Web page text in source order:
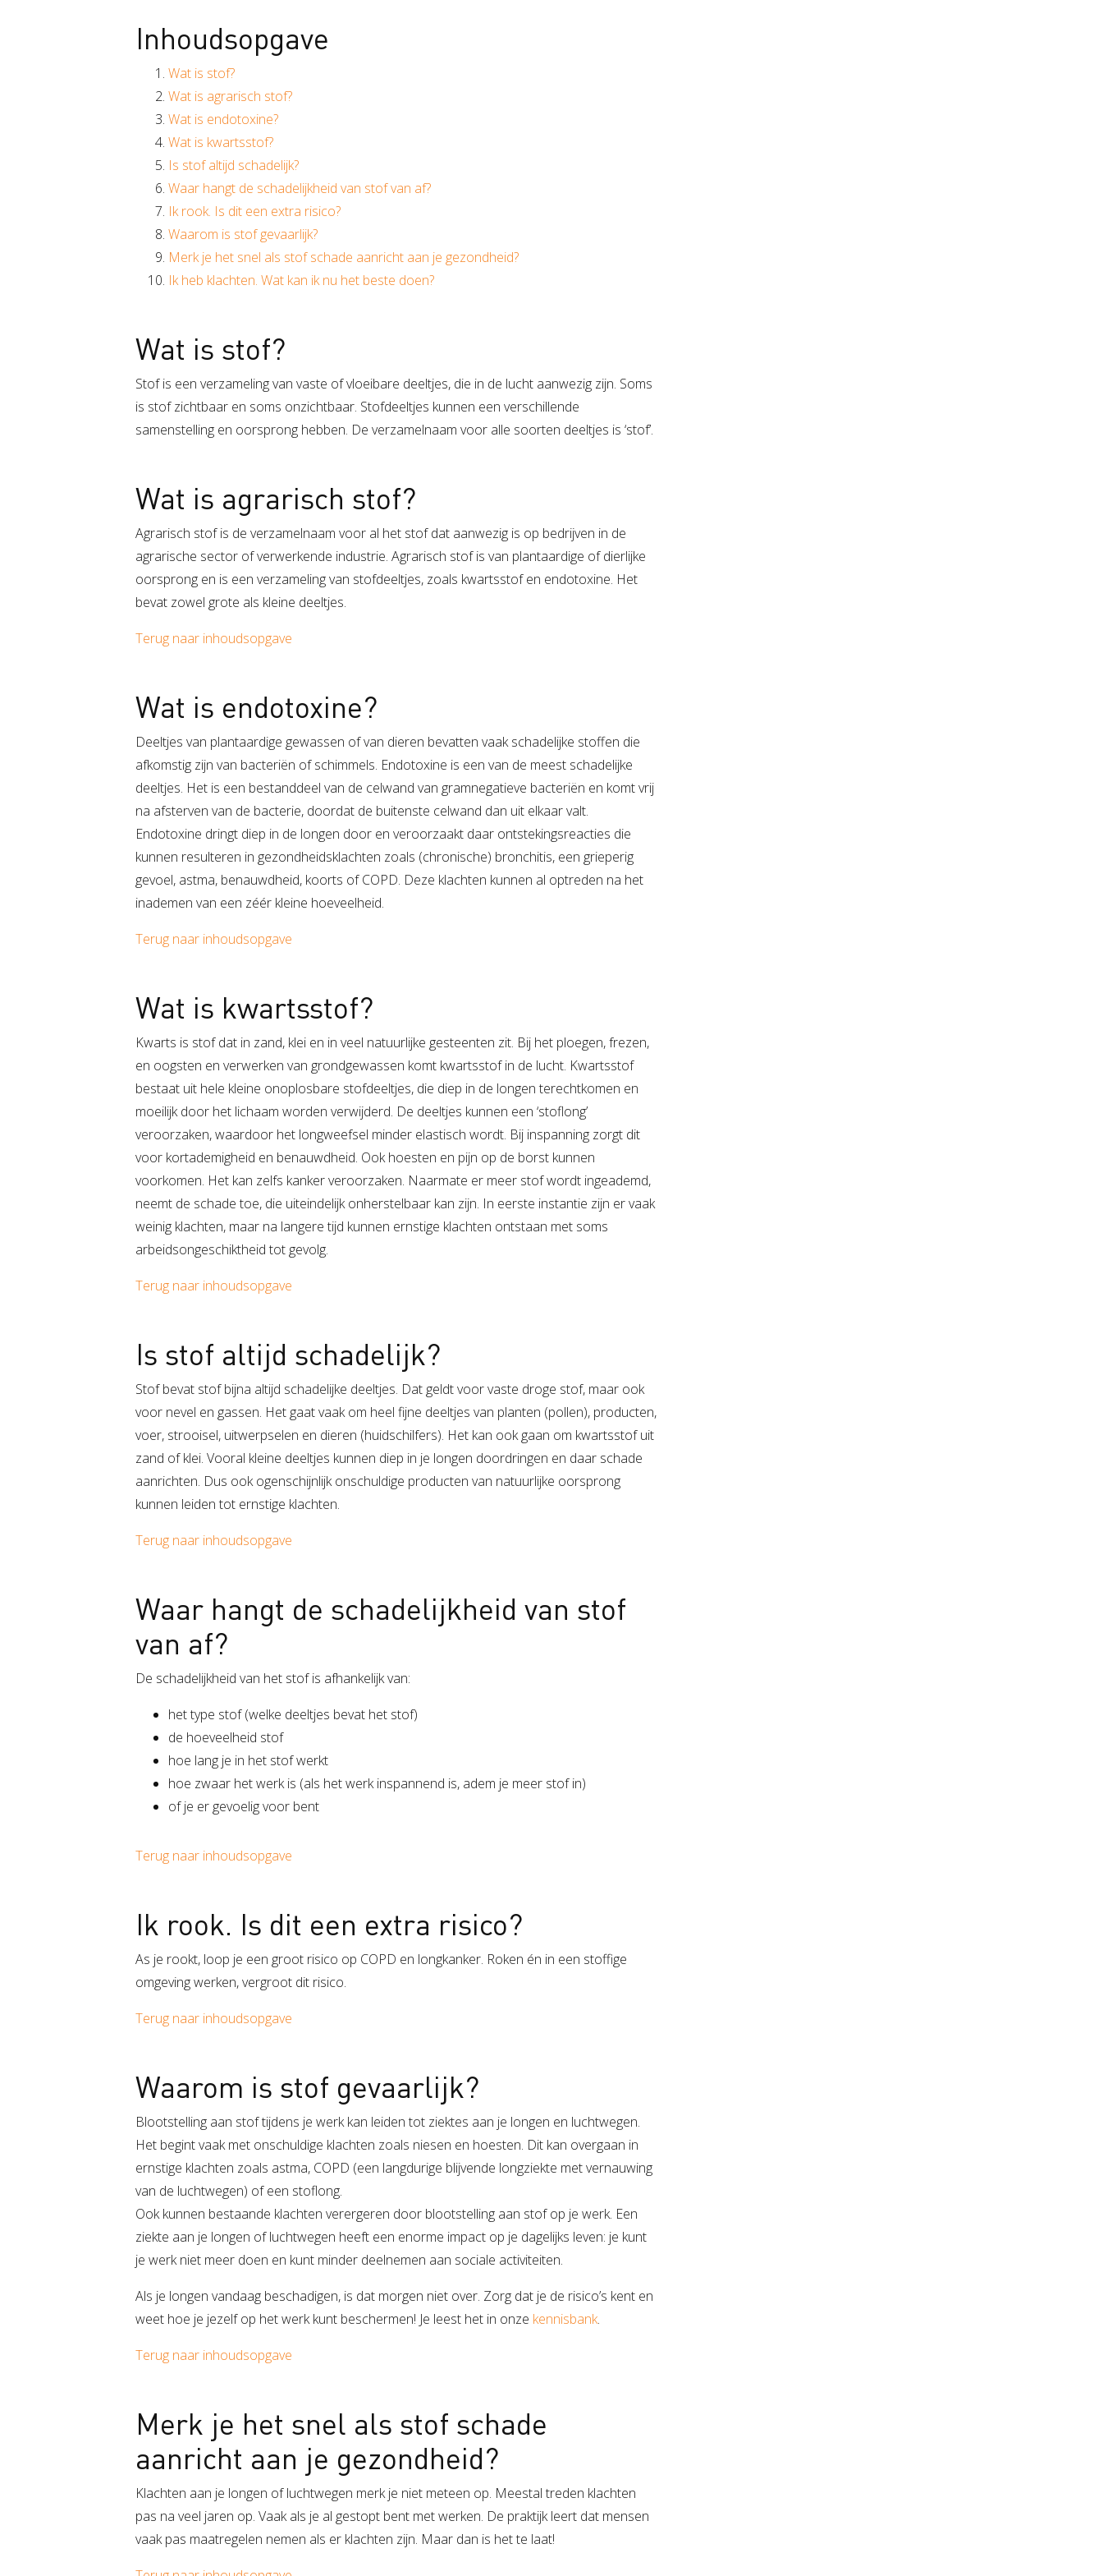
Inhoudsopgave
Wat is stof?
Wat is agrarisch stof?
Wat is endotoxine?
Wat is kwartsstof?
Is stof altijd schadelijk?
Waar hangt de schadelijkheid van stof van af?
Ik rook. Is dit een extra risico?
Waarom is stof gevaarlijk?
Merk je het snel als stof schade aanricht aan je gezondheid?
Ik heb klachten. Wat kan ik nu het beste doen?
Wat is stof?
Stof is een verzameling van vaste of vloeibare deeltjes, die in de lucht aanwezig zijn. Soms
is stof zichtbaar en soms onzichtbaar. Stofdeeltjes kunnen een verschillende
samenstelling en oorsprong hebben. De verzamelnaam voor alle soorten deeltjes is ‘stof’.
Wat is agrarisch stof?
Agrarisch stof is de verzamelnaam voor al het stof dat aanwezig is op bedrijven in de
agrarische sector of verwerkende industrie. Agrarisch stof is van plantaardige of dierlijke
oorsprong en is een verzameling van stofdeeltjes, zoals kwartsstof en endotoxine. Het
bevat zowel grote als kleine deeltjes.
Terug naar inhoudsopgave
Wat is endotoxine?
Deeltjes van plantaardige gewassen of van dieren bevatten vaak schadelijke stoffen die
afkomstig zijn van bacteriën of schimmels. Endotoxine is een van de meest schadelijke
deeltjes. Het is een bestanddeel van de celwand van gramnegatieve bacteriën en komt vrij
na afsterven van de bacterie, doordat de buitenste celwand dan uit elkaar valt.
Endotoxine dringt diep in de longen door en veroorzaakt daar ontstekingsreacties die
kunnen resulteren in gezondheidsklachten zoals (chronische) bronchitis, een grieperig
gevoel, astma, benauwdheid, koorts of COPD. Deze klachten kunnen al optreden na het
inademen van een zéér kleine hoeveelheid.
Terug naar inhoudsopgave
Wat is kwartsstof?
Kwarts is stof dat in zand, klei en in veel natuurlijke gesteenten zit. Bij het ploegen, frezen,
en oogsten en verwerken van grondgewassen komt kwartsstof in de lucht. Kwartsstof
bestaat uit hele kleine onoplosbare stofdeeltjes, die diep in de longen terechtkomen en
moeilijk door het lichaam worden verwijderd. De deeltjes kunnen een ‘stoflong’
veroorzaken, waardoor het longweefsel minder elastisch wordt. Bij inspanning zorgt dit
voor kortademigheid en benauwdheid. Ook hoesten en pijn op de borst kunnen
voorkomen. Het kan zelfs kanker veroorzaken. Naarmate er meer stof wordt ingeademd,
neemt de schade toe, die uiteindelijk onherstelbaar kan zijn. In eerste instantie zijn er vaak
weinig klachten, maar na langere tijd kunnen ernstige klachten ontstaan met soms
arbeidsongeschiktheid tot gevolg.
Terug naar inhoudsopgave
Is stof altijd schadelijk?
Stof bevat stof bijna altijd schadelijke deeltjes. Dat geldt voor vaste droge stof, maar ook
voor nevel en gassen. Het gaat vaak om heel fijne deeltjes van planten (pollen), producten,
voer, strooisel, uitwerpselen en dieren (huidschilfers). Het kan ook gaan om kwartsstof uit
zand of klei. Vooral kleine deeltjes kunnen diep in je longen doordringen en daar schade
aanrichten. Dus ook ogenschijnlijk onschuldige producten van natuurlijke oorsprong
kunnen leiden tot ernstige klachten.
Terug naar inhoudsopgave
Waar hangt de schadelijkheid van stof
van af?
De schadelijkheid van het stof is afhankelijk van:
het type stof (welke deeltjes bevat het stof)
de hoeveelheid stof
hoe lang je in het stof werkt
hoe zwaar het werk is (als het werk inspannend is, adem je meer stof in)
of je er gevoelig voor bent
Terug naar inhoudsopgave
Ik rook. Is dit een extra risico?
As je rookt, loop je een groot risico op COPD en longkanker. Roken én in een stoffige
omgeving werken, vergroot dit risico.
Terug naar inhoudsopgave
Waarom is stof gevaarlijk?
Blootstelling aan stof tijdens je werk kan leiden tot ziektes aan je longen en luchtwegen.
Het begint vaak met onschuldige klachten zoals niesen en hoesten. Dit kan overgaan in
ernstige klachten zoals astma, COPD (een langdurige blijvende longziekte met vernauwing
van de luchtwegen) of een stoflong.
Ook kunnen bestaande klachten verergeren door blootstelling aan stof op je werk. Een
ziekte aan je longen of luchtwegen heeft een enorme impact op je dagelijks leven: je kunt
je werk niet meer doen en kunt minder deelnemen aan sociale activiteiten.
Als je longen vandaag beschadigen, is dat morgen niet over. Zorg dat je de risico’s kent en
weet hoe je jezelf op het werk kunt beschermen! Je leest het in onze kennisbank.
Terug naar inhoudsopgave
Merk je het snel als stof schade
aanricht aan je gezondheid?
Klachten aan je longen of luchtwegen merk je niet meteen op. Meestal treden klachten
pas na veel jaren op. Vaak als je al gestopt bent met werken. De praktijk leert dat mensen
vaak pas maatregelen nemen als er klachten zijn. Maar dan is het te laat!